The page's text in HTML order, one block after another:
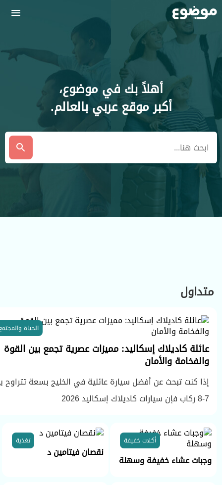
أهلاً بك في موضوع،
أكبر موقع عربي بالعالم.
متداول
الحياة
عائلة كاديلاك إسكاليد: مميزات عصرية تجمع بين القوة
والفخامة والأمان
إذا كنت تبحث عن أفضل سيارة عائلية في الخليج بسعة تتراوح
7-8 ركاب فإن سيارات كاديلاك إسكاليد 2026
أكلات خفيفة
وجبات عشاء خفيفة وسهلة
تغذية
نقصان فيتامين د